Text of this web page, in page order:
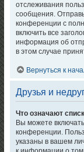
отслеживания
сообщения.
конференции с
включить все
информация об
в этом случае
Вернуться к
Друзья и
Что означают
Вы можете
конференции.
указаны в вашем